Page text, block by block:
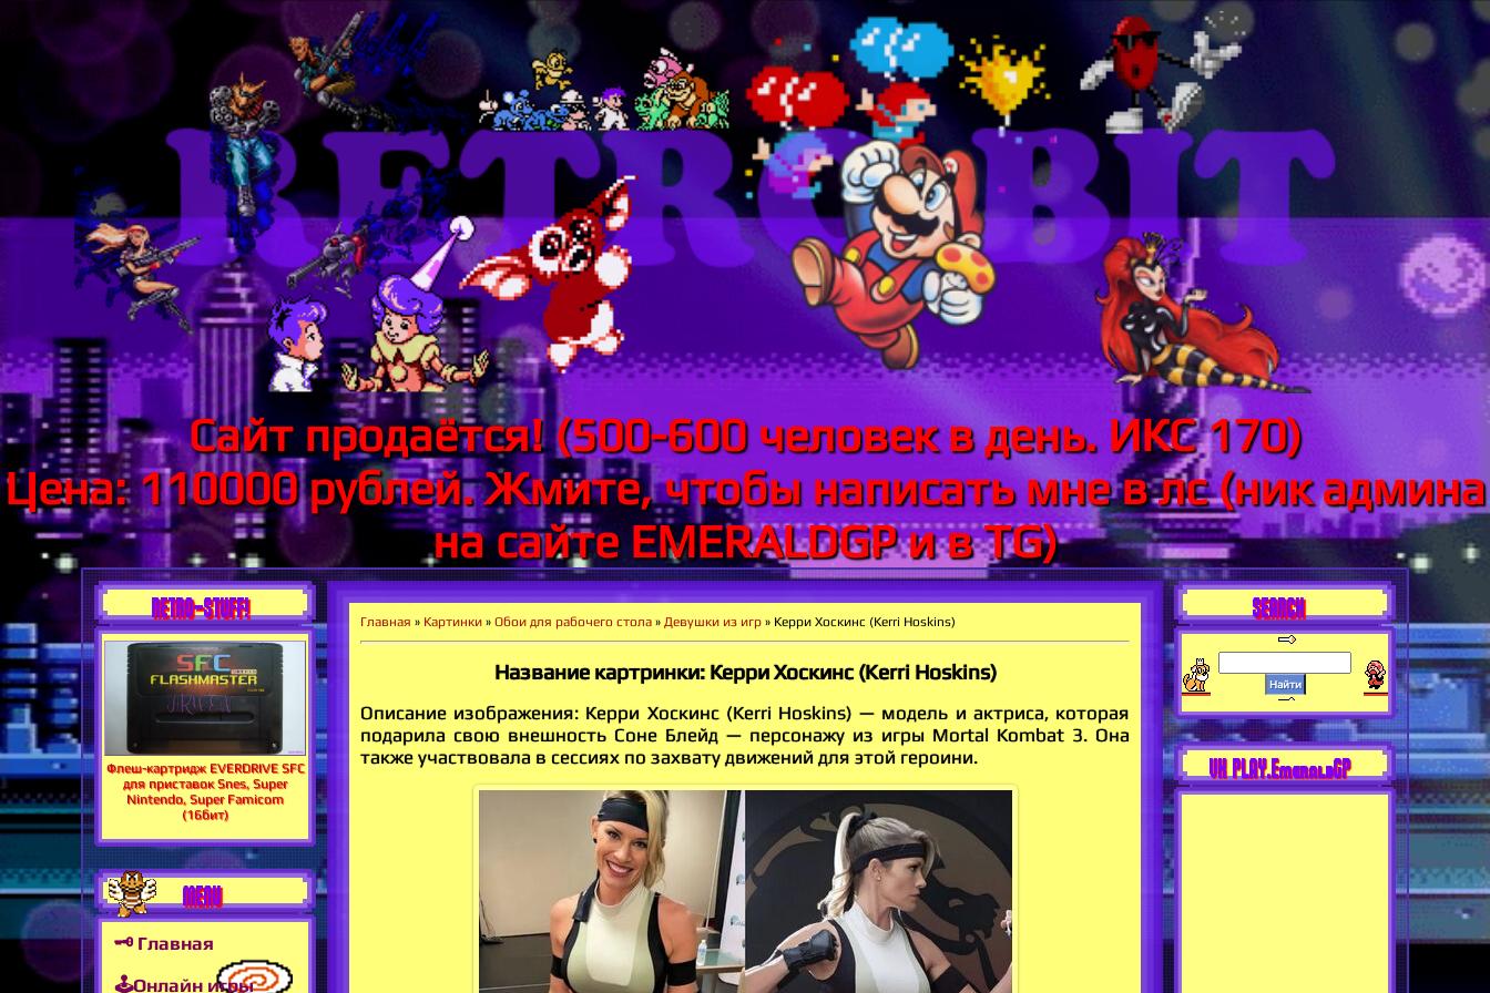
Сайт продаётся! (500-600 человек в день. ИКС 170)
Цена: 110000 рублей. Жмите, чтобы написать мне в лс (ник админа
на сайте EMERALDGP и в TG)
RETRO-STUFF!
Флеш-картридж EVERDRIVE SFC
для приставок Snes, Super
Nintendo, Super Famicom
(16бит)
MENU
🗝 Главная
🕹Онлайн игры
Главная » Картинки » Обои для рабочего стола » Девушки из игр » Керри Хоскинс (Kerri Hoskins)
Название картринки: Керри Хоскинс (Kerri Hoskins)
Описание изображения: Керри Хоскинс (Kerri Hoskins) — модель и актриса, которая
подарила свою внешность Соне Блейд — персонажу из игры Mortal Kombat 3. Она
также участвовала в сессиях по захвату движений для этой героини.
SEARCH
VK PLAY.EmeraldGP